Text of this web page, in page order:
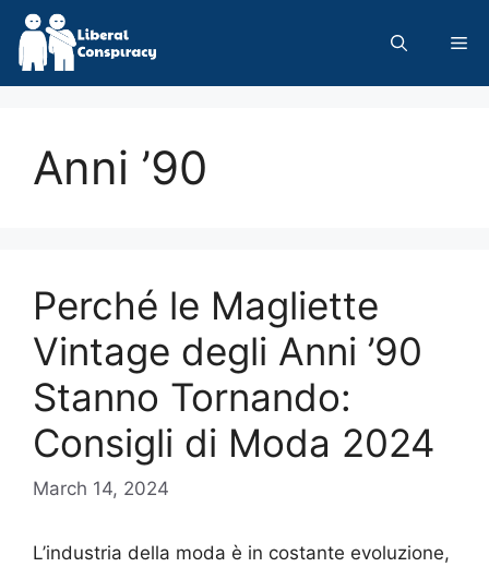
Skip
content
Anni ’90
Perché le Magliette
Vintage degli Anni ’90
Stanno Tornando:
Consigli di Moda 2024
March 14, 2024
L’industria della moda è in costante evoluzione,